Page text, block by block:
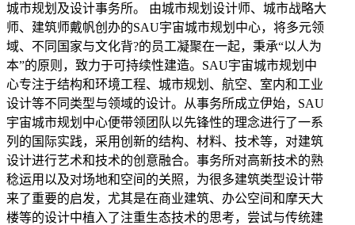
城市规划及设计事务所。 由城市规划设计师、城市战略大
师、建筑师戴帆创办的SAU宇宙城市规划中心，将多元领
域、不同国家与文化背?的员工凝聚在一起，秉承“以人为
本”的原则，致力于可持续性建造。SAU宇宙城市规划中
心专注于结构和环境工程、城市规划、航空、室内和工业
设计等不同类型与领域的设计。从事务所成立伊始，SAU
宇宙城市规划中心便带领团队以先锋性的理念进行了一系
列的国际实践，采用创新的结构、材料、技术等，对建筑
设计进行艺术和技术的创意融合。事务所对高新技术的熟
稔运用以及对场地和空间的关照，为很多建筑类型设计带
来了重要的启发，尤其是在商业建筑、办公空间和摩天大
楼等的设计中植入了注重生态技术的思考，尝试与传统建